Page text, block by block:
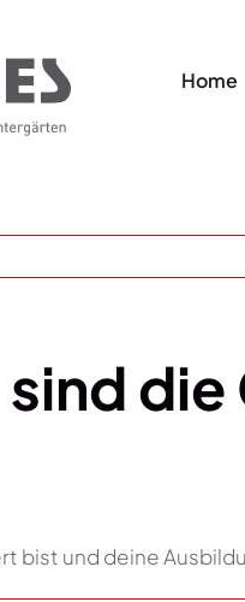
Home
bist und deine